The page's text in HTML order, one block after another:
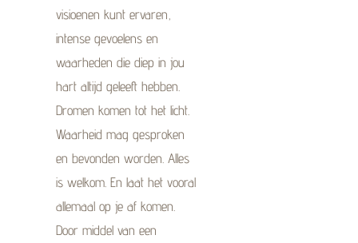
visioenen kunt ervaren,
intense gevoelens en
waarheden die diep in jou
hart altijd geleeft hebben.
Dromen komen tot het licht.
Waarheid mag gesproken
en bevonden worden. Alles
is welkom. En laat het vooral
allemaal op je af komen.
Door middel van een